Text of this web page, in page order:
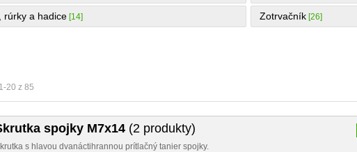
rúrky a hadice [14] Zotrvačník [26]
20 z 85
spojky M7x14 (2 produkty)
s hlavou dvanáctihrannou prítlačný tanier spojky.